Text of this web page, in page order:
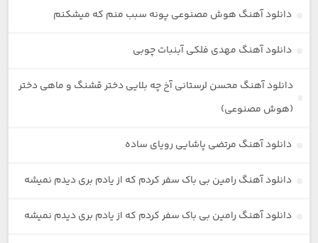
دانلود آهنگ هوش مصنوعی پونه سبب منم که میشکنم
دانلود آهنگ مهدی فلکی آبنبات چوبی
دانلود آهنگ محسن لرستانی آخ چه بلایی دختر قشنگ و ماهی دختر
(هوش مصنوعی)
دانلود آهنگ مرتضی پاشایی رویای ساده
دانلود آهنگ رامین بی باک سفر کردم که از یادم بری دیدم نمیشه
دانلود آهنگ رامین بی باک سفر کردم که از یادم بری دیدم نمیشه